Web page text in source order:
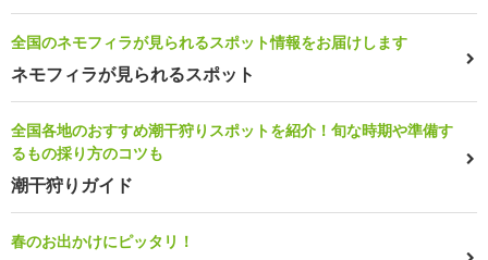
全国のネモフィラが見られるスポット情報をお届けします
ネモフィラが見られるスポット
全国各地のおすすめ潮干狩りスポットを紹介！旬な時期や準備す
るもの採り方のコツも
潮干狩りガイド
春のお出かけにピッタリ！